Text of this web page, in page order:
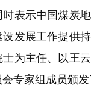
时表示中国煤炭
发展工作提供
为主任、以王
专家组成员颁发